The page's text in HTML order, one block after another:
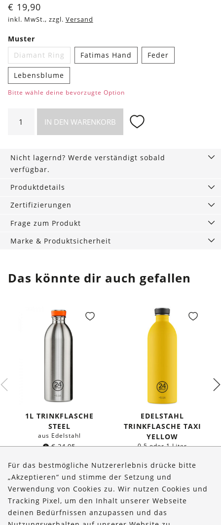
€ 19,90
inkl. MwSt., zzgl. Versand
Muster
Diamant Ring
Fatimas Hand Feder
Lebensblume
Bitte wähle deine bevorzugte Option
Armband
Silber
Menge
IN DEN WARENKORB
Nicht lagernd? Werde verständigt sobald
verfügbar.
Produktdetails
Zertifizierungen
Frage zum Produkt
Marke & Produktsicherheit
Das könnte dir auch gefallen
1L TRINKFLASCHE
STEEL
aus Edelstahl
€24,95
EDELSTAHL
TRINKFLASCHE TAXI
YELLOW
0,5 oder 1 Liter
Über uns
Bestellungen
Für das bestmögliche Nutzererlebnis drücke bitte
„Akzeptieren“ und stimme der Setzung und
Verwendung von Cookies zu. Wir nutzen Cookies und
Tracking Pixel, um den Inhalt unserer Webseite
deinen Bedürfnissen anzupassen und das